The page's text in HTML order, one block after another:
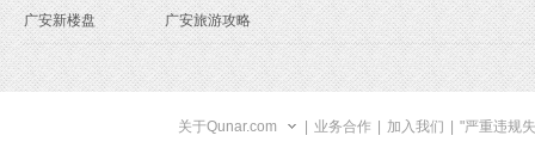
广安新楼盘
广安旅游攻略
关于Qunar.com 业务合作 加入我们 "严重违规